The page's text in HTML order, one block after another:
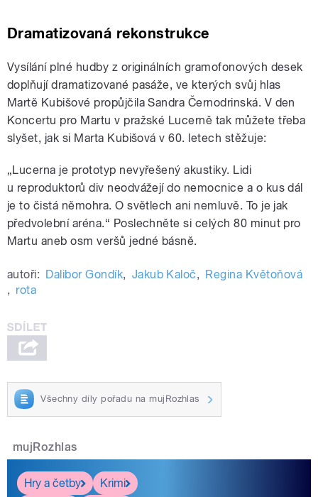
Dramatizovaná rekonstrukce
Vysílání plné hudby z originálních gramofonových desek
doplňují dramatizované pasáže, ve kterých svůj hlas
Martě Kubišové propůjčila Sandra Černodrinská. V den
Koncertu pro Martu v pražské Lucerně tak můžete třeba
slyšet, jak si Marta Kubišová v 60. letech stěžuje:
„Lucerna je prototyp nevyřešený akustiky. Lidi
u reproduktorů div neodvážejí do nemocnice a o kus dál
je to čistá němohra. O světlech ani nemluvě. To je jak
předvolební aréna.“ Poslechněte si celých 80 minut pro
Martu aneb osm veršů jedné básně.
autoři: Dalibor Gondík, Jakub Kaloč, Regina Květoňová
, rota
Všechny díly pořadu na mujRozhlas
mujRozhlas
Hry a četby
Krimi